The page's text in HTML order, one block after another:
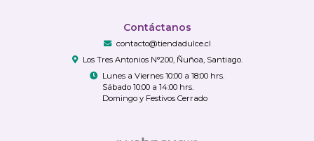
Contáctanos
contacto@tiendadulce.cl
Los Tres Antonios N°200, Ñuñoa, Santiago.
Lunes a Viernes 10:00 a 18:00 hrs.
Sábado 10:00 a 14:00 hrs.
Domingo y Festivos Cerrado